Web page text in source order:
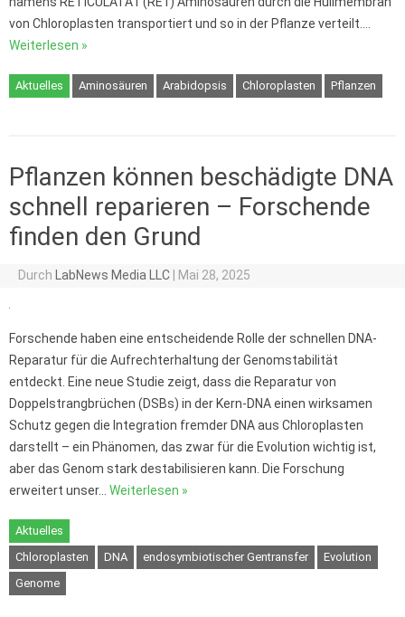
von Chloroplasten transportiert und so in der Pflanze verteilt.…
Weiterlesen »
Aktuelles Aminosäuren Arabidopsis Chloroplasten Pflanzen
Pflanzen können beschädigte DNA
schnell reparieren – Forschende
finden den Grund
Durch LabNews Media LLC Mai 28, 2025
Forschende haben eine entscheidende Rolle der schnellen DNA-
Reparatur für die Aufrechterhaltung der Genomstabilität
entdeckt. Eine neue Studie zeigt, dass die Reparatur von
Doppelstrangbrüchen (DSBs) in der Kern-DNA einen wirksamen
Schutz gegen die Integration fremder DNA aus Chloroplasten
darstellt – ein Phänomen, das zwar für die Evolution wichtig ist,
aber das Genom stark destabilisieren kann. Die Forschung
erweitert unser… Weiterlesen »
Aktuelles
Chloroplasten
DNA endosymbiotischer Gentransfer
Evolution
Genome